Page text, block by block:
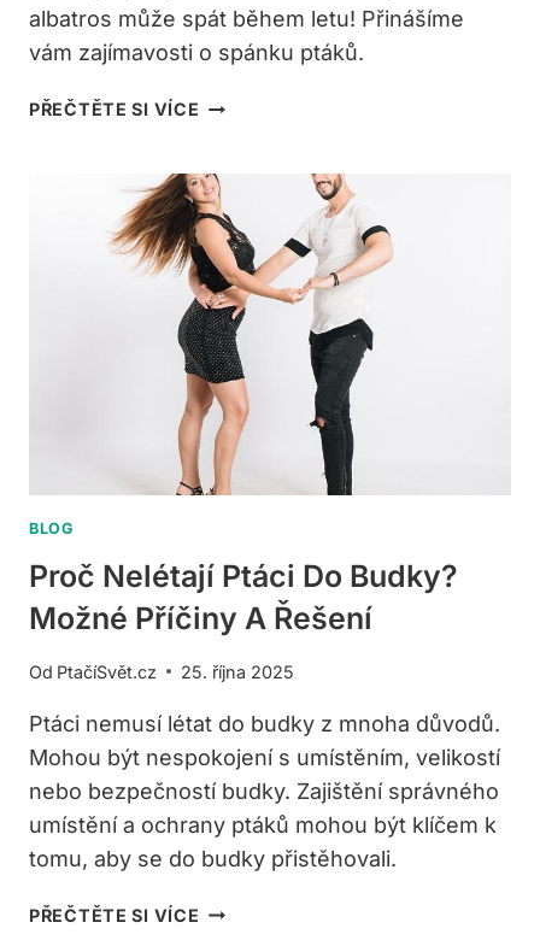
albatros může spát během letu! Přinášíme
vám zajímavosti o spánku ptáků.
PŘEČTĚTE SI VÍCE KOLIK
PTÁCI?
ZAJÍMAVOSTI
O
JEJICH
SPÁNKU
BLOG
Proč Nelétají Ptáci Do Budky?
Možné Příčiny A Řešení
Od PtačíSvět.cz 25. října 2025
Ptáci nemusí létat do budky z mnoha důvodů.
Mohou být nespokojení s umístěním, velikostí
nebo bezpečností budky. Zajištění správného
umístění a ochrany ptáků mohou být klíčem k
tomu, aby se do budky přistěhovali.
PŘEČTĚTE SI VÍCE PROČ